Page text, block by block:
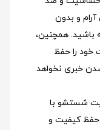
و بدون
باشید. همچنین،
خود را حفظ
خبری نخواهد
شستشو با
حفظ کیفیت و